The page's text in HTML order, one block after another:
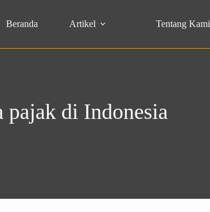
Beranda Artikel Tentang Kami
pajak di Indonesia